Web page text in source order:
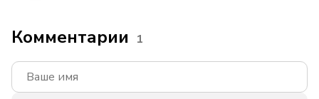
Комментарии 1